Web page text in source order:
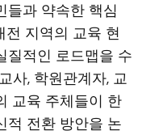
들과 약속한 핵심
전 지역의 교육 현
질적인 로드맵을 수
사, 학원관계자, 교
교육 주체들이 한
적 전환 방안을 논